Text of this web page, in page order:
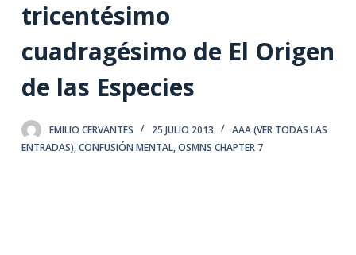
n
e
o
tricentésimo
cuadragésimo de El Origen
de las Especies
EMILIO CERVANTES 25 JULIO 2013
AAA (VER TODAS LAS
ENTRADAS),CONFUSIÓN MENTAL,OSMNS CHAPTER 7